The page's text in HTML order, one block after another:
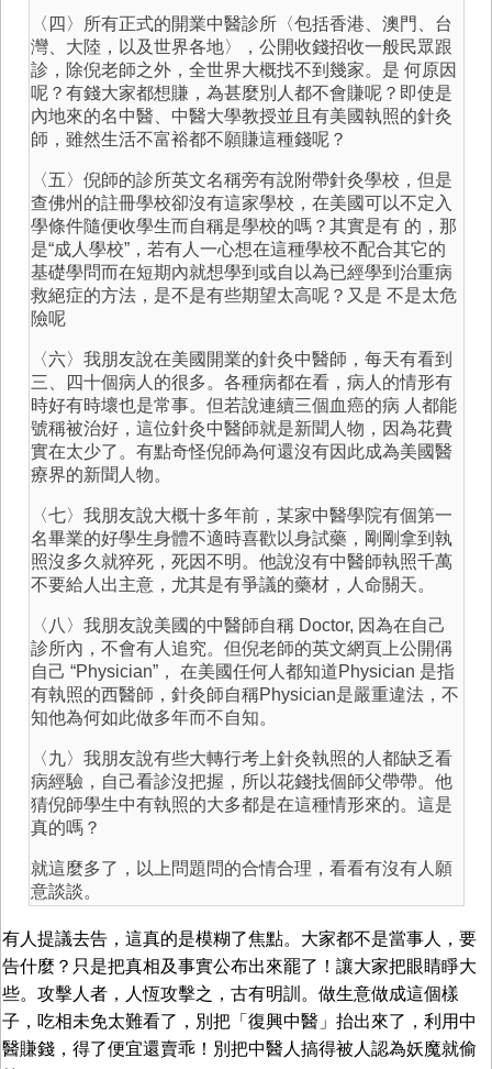
〈四〉所有正式的開業中醫診所〈包括香港、澳門、台
灣、大陸，以及世界各地〉，公開收錢招收一般民眾跟
診，除倪老師之外，全世界大概找不到幾家。是 何原因
呢？有錢大家都想賺，為甚麼別人都不會賺呢？即使是
內地來的名中醫、中醫大學教授並且有美國執照的針灸
師，雖然生活不富裕都不願賺這種錢呢？
〈五〉倪師的診所英文名稱旁有說附帶針灸學校，但是
查佛州的註冊學校卻沒有這家學校，在美國可以不定入
學條件隨便收學生而自稱是學校的嗎？其實是有 的，那
是“成人學校”，若有人一心想在這種學校不配合其它的
基礎學問而在短期內就想學到或自以為已經學到治重病
救絕症的方法，是不是有些期望太高呢？又是 不是太危
險呢
〈六〉我朋友說在美國開業的針灸中醫師，每天有看到
三、四十個病人的很多。各種病都在看，病人的情形有
時好有時壞也是常事。但若說連續三個血癌的病 人都能
號稱被治好，這位針灸中醫師就是新聞人物，因為花費
實在太少了。有點奇怪倪師為何還沒有因此成為美國醫
療界的新聞人物。
〈七〉我朋友說大概十多年前，某家中醫學院有個第一
名畢業的好學生身體不適時喜歡以身試藥，剛剛拿到執
照沒多久就猝死，死因不明。他說沒有中醫師執照千萬
不要給人出主意，尤其是有爭議的藥材，人命關天。
〈八〉我朋友說美國的中醫師自稱 Doctor, 因為在自己
診所內，不會有人追究。但倪老師的英文網頁上公開偁
自己 “Physician”， 在美國任何人都知道Physician 是指
有執照的西醫師，針灸師自稱Physician是嚴重違法，不
知他為何如此做多年而不自知。
〈九〉我朋友說有些大轉行考上針灸執照的人都缺乏看
病經驗，自己看診沒把握，所以花錢找個師父帶帶。他
猜倪師學生中有執照的大多都是在這種情形來的。這是
真的嗎？
就這麼多了，以上問題問的合情合理，看看有沒有人願
意談談。
有人提議去告，這真的是模糊了焦點。大家都不是當事人，要
告什麼？只是把真相及事實公布出來罷了！讓大家把眼睛睜大
些。攻擊人者，人恆攻擊之，古有明訓。做生意做成這個樣
子，吃相未免太難看了，別把「復興中醫」抬出來了，利用中
醫賺錢，得了便宜還賣乖！別把中醫人搞得被人認為妖魔就偷